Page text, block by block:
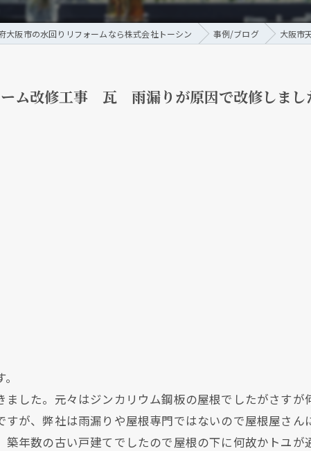
大阪市の水回りリフォームなら株式会社トーシン 事例/ブログ 大阪市
ム改修工事 瓦 雨漏りが原因で改修しまし
した。元々はジンカリウム鋼板の屋根でしたがさすが
が、弊社は雨漏りや屋根専門ではないので屋根屋さん
年数の古い戸建てでしたので屋根の下に何故かトユ